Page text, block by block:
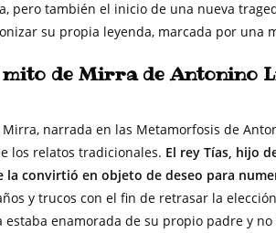
pero también el inicio de una nueva
su propia leyenda, marcada por una
de Mirra de Antonino
narrada en las Metamorfosis de
los relatos tradicionales. El rey Tías, hijo
la convirtió en objeto de deseo para
y trucos con el fin de retrasar la
enamorada de su propio padre y